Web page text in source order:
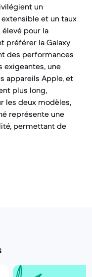
un
et un taux
pour la
préférer la Galaxy
des performances
exigeantes, une
appareils Apple, et
plus long,
les deux modèles,
représente une
permettant de